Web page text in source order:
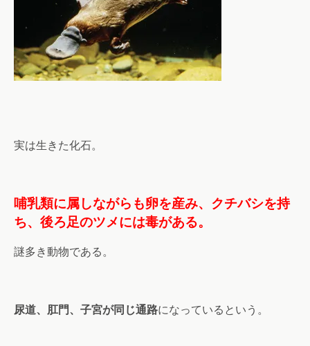
実は生きた化石。
哺乳類に属しながらも卵を産み、クチバシを持
ち、後ろ足のツメには毒がある。
謎多き動物である。
尿道、肛門、子宮が同じ通路になっているという。